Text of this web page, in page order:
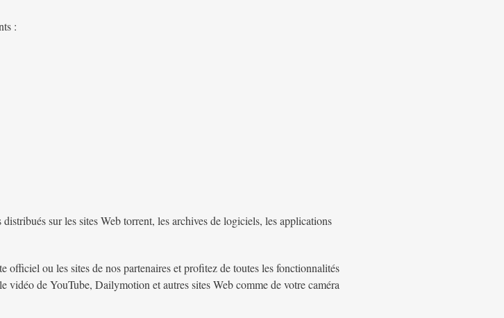
:
sur les sites Web torrent, les archives de logiciels, les applications
ou les sites de nos partenaires et profitez de toutes les fonctionnalités
vidéo de YouTube, Dailymotion et autres sites Web comme de votre caméra